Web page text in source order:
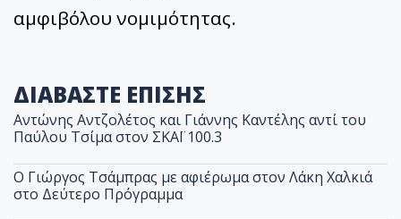
αμφιβόλου νομιμότητας.
ΔΙΑΒΑΣΤΕ ΕΠΙΣΗΣ
Αντώνης Αντζολέτος και Γιάννης Καντέλης αντί του
Παύλου Τσίμα στον ΣΚΑΪ 100.3
O Γιώργος Τσάμπρας με αφιέρωμα στον Λάκη Χαλκιά
στο Δεύτερο Πρόγραμμα